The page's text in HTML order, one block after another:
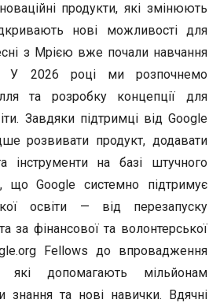
продукти, які змінюють
нові можливості для
з Мрією вже почали навчання
У 2026 році ми розпочнемо
та розробку концепції для
Завдяки підтримці від Google
розвивати продукт, додавати
інструменти на базі штучного
що Google системно підтримує
освіти — від перезапуску
за фінансової та волонтерської
Fellows до впровадження
які допомагають мільйонам
знання та нові навички. Вдячні